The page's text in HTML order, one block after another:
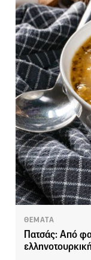
ΘΕΜΑΤΑ
Πατσάς: Από